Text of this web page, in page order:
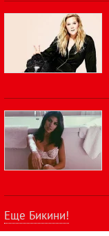
Еще Бикини!